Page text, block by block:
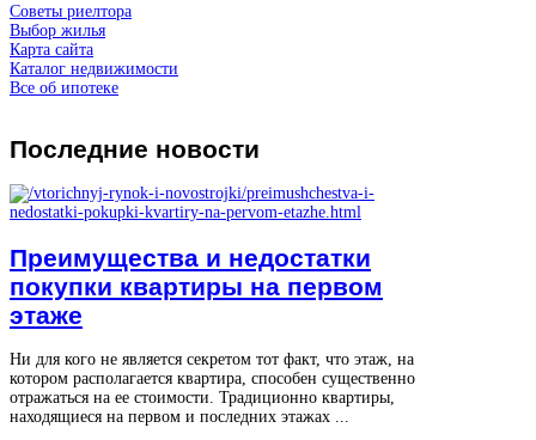
Советы риелтора
Выбор жилья
Карта сайта
Каталог недвижимости
Все об ипотеке
Последние новости
Преимущества и недостатки
покупки квартиры на первом
этаже
Ни для кого не является секретом тот факт, что этаж, на
котором располагается квартира, способен существенно
отражаться на ее стоимости. Традиционно квартиры,
находящиеся на первом и последних этажах ...